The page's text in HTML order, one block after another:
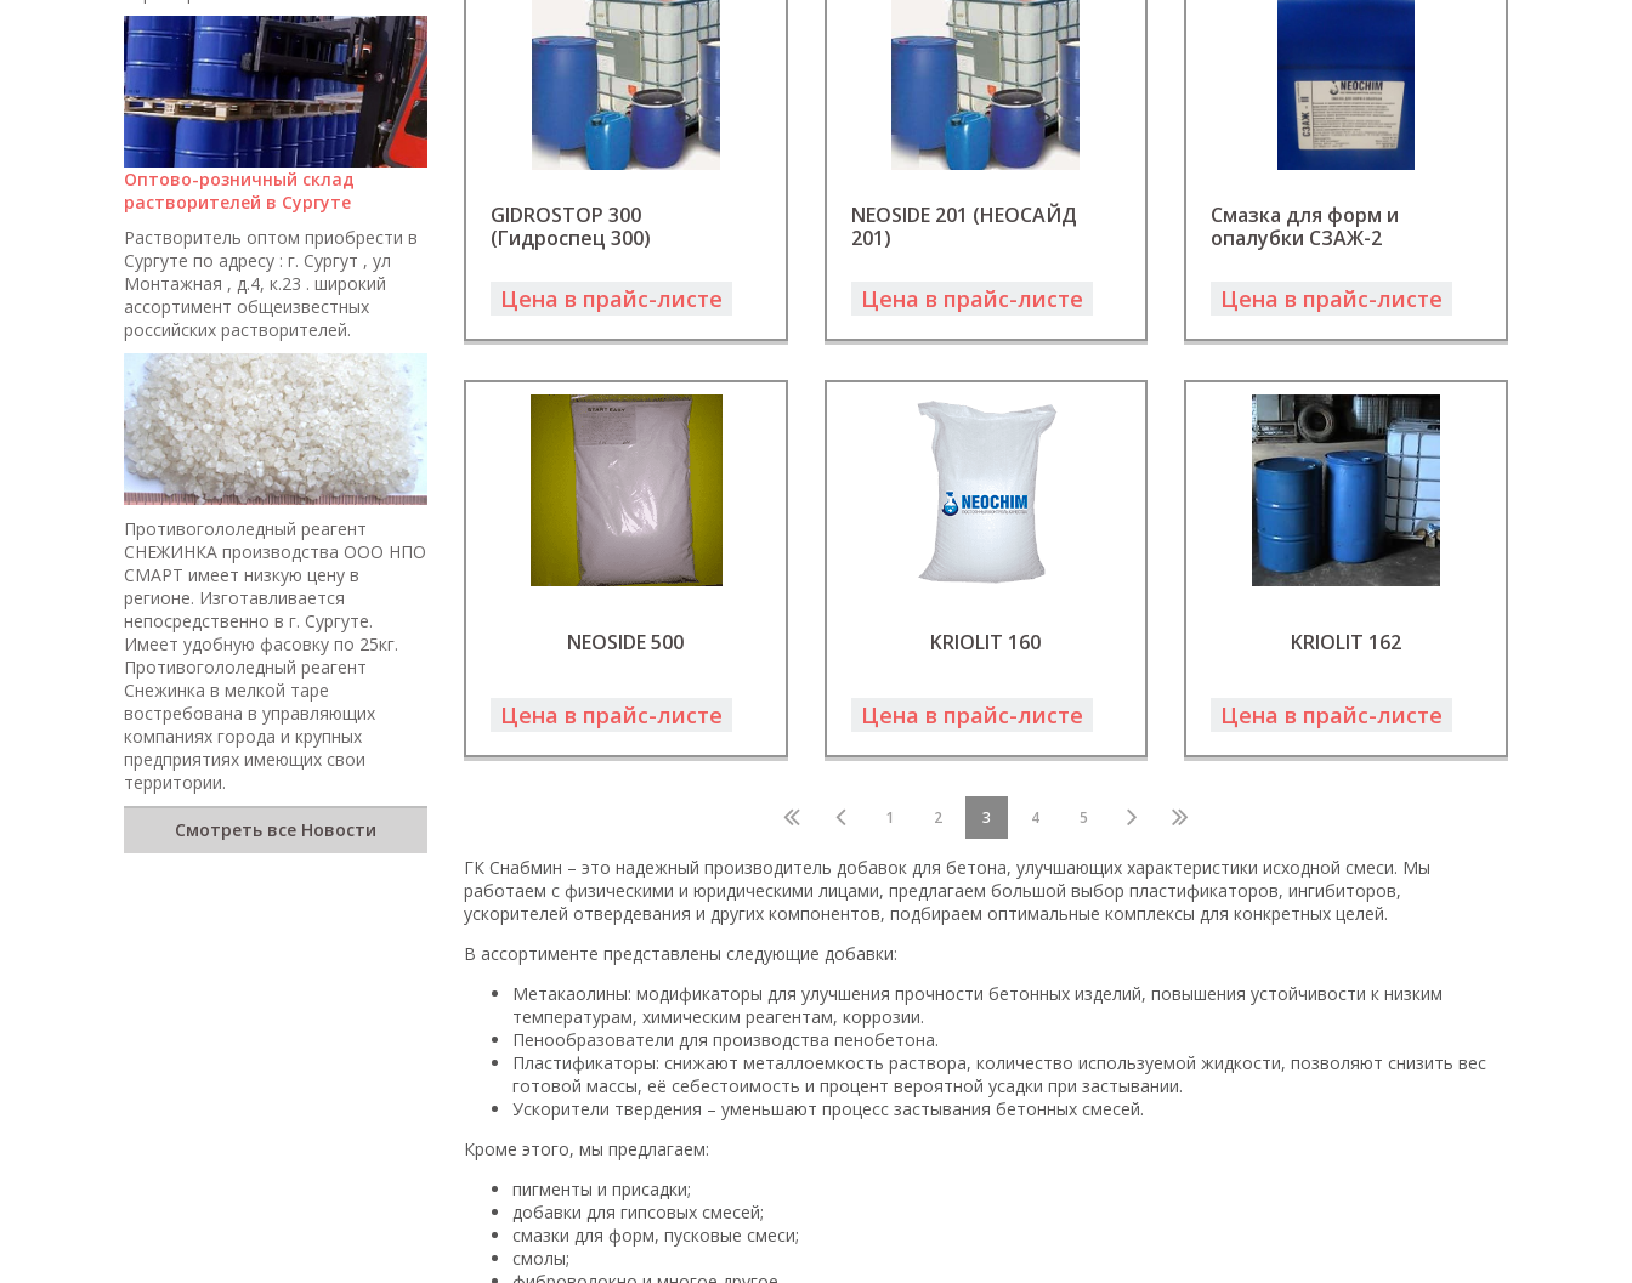
GIDROSTOP 300
(Гидроспец 300)
Цена в прайс-листе
NEOSIDE 201 (НЕОСАЙД
201)
Цена в прайс-листе
Смазка для форм и
опалубки СЗАЖ-2
Цена в прайс-листе
NEOSIDE 500
Цена в прайс-листе
KRIOLIT 160
Цена в прайс-листе
KRIOLIT 162
Цена в прайс-листе
1 2 3 4 5
ГК Снабмин – это надежный производитель добавок для бетона, улучшающих характеристики исходной смеси. Мы
работаем с физическими и юридическими лицами, предлагаем большой выбор пластификаторов, ингибиторов,
ускорителей отвердевания и других компонентов, подбираем оптимальные комплексы для конкретных целей.
В ассортименте представлены следующие добавки:
Метакаолины: модификаторы для улучшения прочности бетонных изделий, повышения устойчивости к низким
температурам, химическим реагентам, коррозии.
Пенообразователи для производства пенобетона.
Пластификаторы: снижают металлоемкость раствора, количество используемой жидкости, позволяют снизить вес
готовой массы, её себестоимость и процент вероятной усадки при застывании.
Ускорители твердения – уменьшают процесс застывания бетонных смесей.
Кроме этого, мы предлагаем:
пигменты и присадки;
добавки для гипсовых смесей;
смазки для форм, пусковые смеси;
смолы;
Оптово-розничный склад
растворителей в Сургуте
Растворитель оптом приобрести в
Сургуте по адресу : г. Сургут , ул
Монтажная , д.4, к.23 . широкий
ассортимент общеизвестных
российских растворителей.
Противогололедный реагент
СНЕЖИНКА производства ООО НПО
СМАРТ имеет низкую цену в
регионе. Изготавливается
непосредственно в г. Сургуте.
Имеет удобную фасовку по 25кг.
Противогололедный реагент
Снежинка в мелкой таре
востребована в управляющих
компаниях города и крупных
предприятиях имеющих свои
территории.
Смотреть все Новости